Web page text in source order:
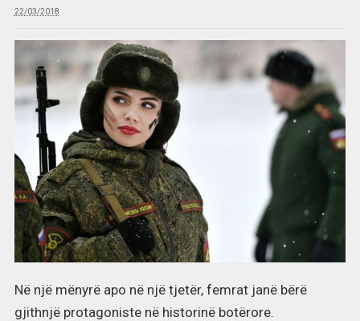
22/03/2018
Në një mënyrë apo në një tjetër, femrat janë bërë
gjithnjë protagoniste në historinë botërore.